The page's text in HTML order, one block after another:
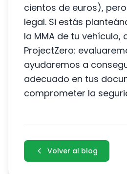
cientos de euros),
legal. Si estás
la MMA de tu vehículo,
ProjectZero:
ayudaremos a
adecuado en tus
comprometer la
Volver al blog